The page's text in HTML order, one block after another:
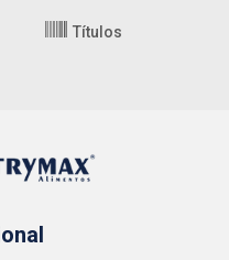
Títulos